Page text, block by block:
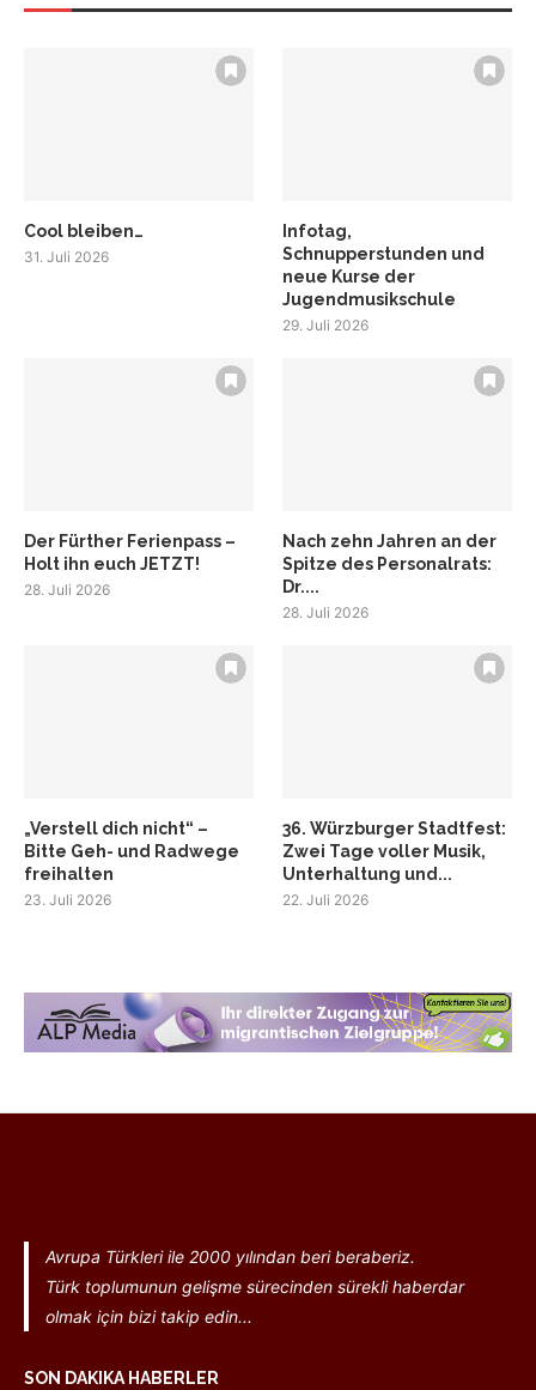
Cool bleiben…
31. Juli 2026
Infotag,
Schnupperstunden und
neue Kurse der
Jugendmusikschule
29. Juli 2026
Der Fürther Ferienpass –
Holt ihn euch JETZT!
28. Juli 2026
Nach zehn Jahren an der
Spitze des Personalrats:
Dr....
28. Juli 2026
„Verstell dich nicht“ –
Bitte Geh- und Radwege
freihalten
23. Juli 2026
36. Würzburger Stadtfest:
Zwei Tage voller Musik,
Unterhaltung und...
22. Juli 2026
Avrupa Türkleri ile 2000 yılından beri beraberiz.
Türk toplumunun gelişme sürecinden sürekli haberdar
olmak için bizi takip edin...
SON DAKIKA HABERLER